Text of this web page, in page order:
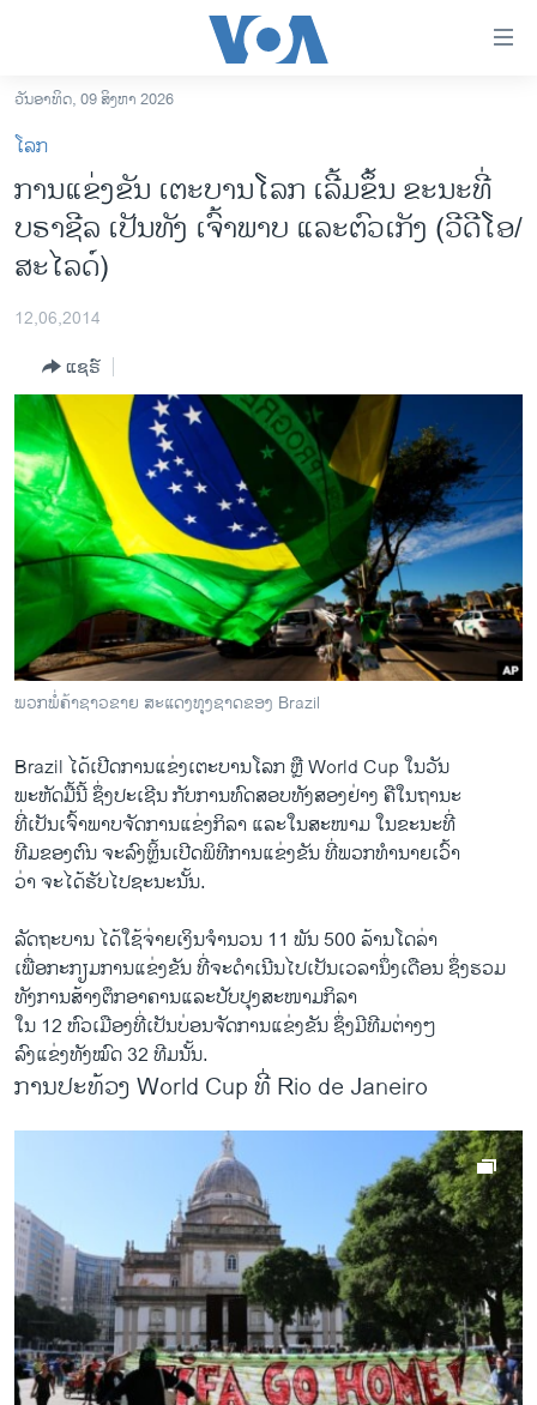
ເຂົ້າ
ຫາ
ຂ້າມ
ຂ້າມ
ໄປ
ຫາ
ຊອກ
ອາເມຣິກາ
ການເລືອກຕັ້ງ ປະທານາທີບໍດີ ສະຫະລັດ 2024
ອິດສະຫຼະພາບດ້ານການຂ່າວ
ຊີວິດຊາວລາວ
ຊຸມຊົນຊາວລາວ
ວິທະຍາສາດ-ເທັກໂນໂລຈີ
ທຸລະກິດ
ພາສາອັງກິດ
ວີດີໂອ
ລາຍການກະຈາຍສຽງ
ລາຍງານ
ຕິດຕາມພວກເຮົາ ທີ່
ວັນອາທິດ, 09 ສິງຫາ 2026
ໂລກ
ການແຂ່ງຂັນ ເຕະບານໂລກ ເລີ້ມຂຶ້ນ ຂະນະທີ່
ບຣາຊີລ ເປັນທັງ ເຈົ້າພາບ ແລະຕົວເກັງ (ວີ​ດີ​ໂອ/
ສະໄລດ໌)
12,06,2014
ແຊຣ໌
ພວກພໍ່ຄ້າຊາວຂາຍ ສະແດງທຸງຊາດຂອງ Brazil
Brazil ໄດ້ເປີດການແຂ່ງເຕະບານໂລກ ຫຼື World Cup ໃນວັນ
ພະຫັດມື້ນີ້ ຊຶ່ງປະເຊີນ ກັບການທົດສອບທັງສອງຢ່າງ ຄືໃນຖານະ
ທີ່ເປັນເຈົ້າພາບຈັດການແຂ່ງກິລາ ແລະໃນສະໜາມ ໃນຂະນະທີ່
ທີມຂອງຕົນ ຈະລົງຫຼິ້ນເປີດພິທີການແຂ່ງຂັນ ທີ່ພວກທຳນາຍເວົ້າ
ວ່າ ຈະໄດ້ຮັບໄປຊະນະນັ້ນ.
ລັດຖະບານ ໄດ້ໃຊ້ຈ່າຍເງິນຈຳນວນ 11 ພັນ 500 ລ້ານໂດລ່າ
ເພື່ອກະກຽມການແຂ່ງຂັນ ທີ່ຈະດຳເນີນໄປເປັນເວລານຶ່ງເດືອນ ຊຶ່ງຮວມ
ທັງການສ້າງຕຶກອາຄານແລະປັບປຸງສະໜາມກິລາ
ໃນ 12 ຫົວເມືອງທີ່ເປັນບ່ອນຈັດການແຂ່ງຂັນ ຊຶ່ງມີທີມຕ່າງໆ
ລົງແຂ່ງທັງໝົດ 32 ທີມນັ້ນ.
ການປະທ້ວງ World Cup ທີ່ Rio de Janeiro